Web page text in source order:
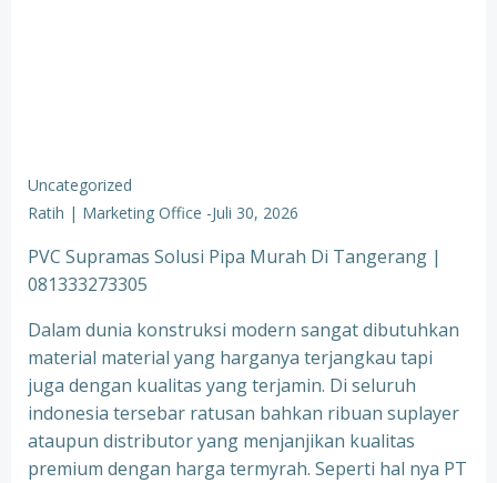
Uncategorized
Ratih | Marketing Office -Juli 30, 2026
PVC Supramas Solusi Pipa Murah Di Tangerang |
081333273305
Dalam dunia konstruksi modern sangat dibutuhkan
material material yang harganya terjangkau tapi
juga dengan kualitas yang terjamin. Di seluruh
indonesia tersebar ratusan bahkan ribuan suplayer
ataupun distributor yang menjanjikan kualitas
premium dengan harga termyrah. Seperti hal nya PT